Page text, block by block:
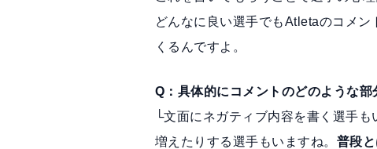
どんなに良い選手でもAtletaのコメ
くるんですよ。
Q：具体的にコメントのどのような部
└文面にネガティブ内容を書く選手
増えたりする選手もいますね。 普段